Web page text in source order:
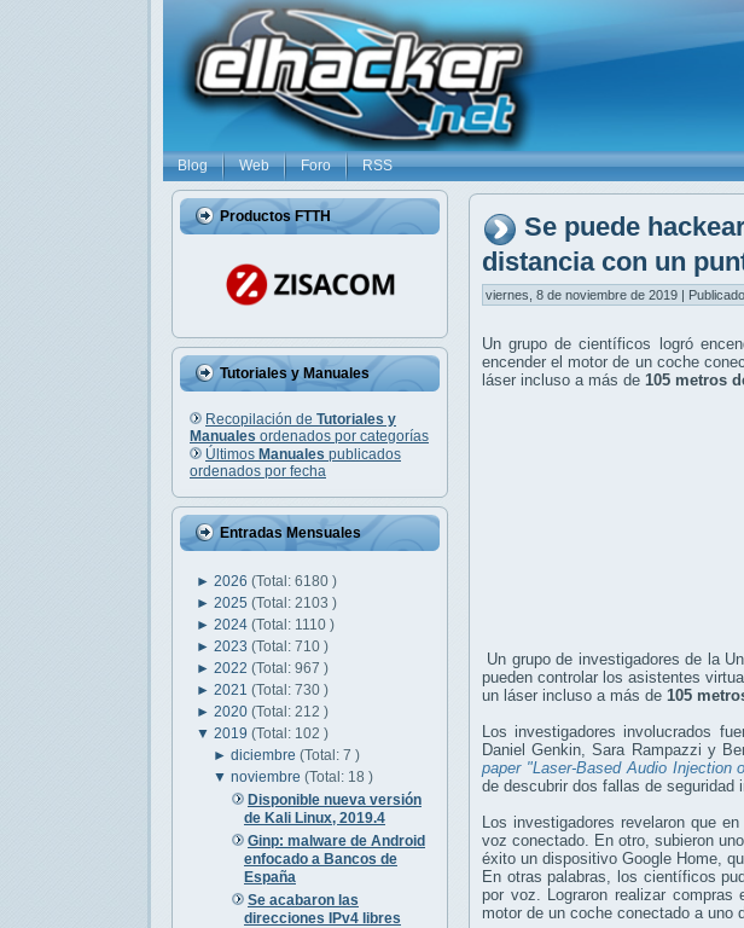
Blog Web Foro RSS
Productos FTTH
Tutoriales y Manuales
Recopilación de Tutoriales y
Manuales ordenados por categorías
Últimos Manuales publicados
ordenados por fecha
Entradas Mensuales
► 2026 (Total: 6180 )
► 2025 (Total: 2103 )
► 2024 (Total: 1110 )
► 2023 (Total: 710 )
► 2022 (Total: 967 )
► 2021 (Total: 730 )
► 2020 (Total: 212 )
▼ 2019 (Total: 102 )
►diciembre(Total: 7 )
▼noviembre(Total: 18 )
Disponible nueva versión
de Kali Linux, 2019.4
Ginp: malware de Android
enfocado a Bancos de
España
Se acabaron las
direcciones IPv4 libres
Se puede
distancia con un
viernes, 8 de noviembre de 2019 |
Un grupo de científicos logró
encender el motor de un coche
láser incluso a más de 105 metros
Un grupo de investigadores de la
pueden controlar los asistentes
un láser incluso a más de 105
Los investigadores involucrados
Daniel Genkin, Sara Rampazzi y
paper "Laser-Based Audio Injection
de descubrir dos fallas de seguridad
Los investigadores revelaron que
voz conectado. En otro, subieron
éxito un dispositivo Google Home,
En otras palabras, los científicos
por voz. Lograron realizar
motor de un coche conectado a uno